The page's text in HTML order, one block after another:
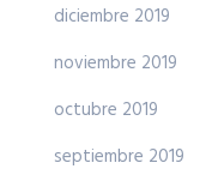
diciembre 2019
noviembre 2019
octubre 2019
septiembre 2019